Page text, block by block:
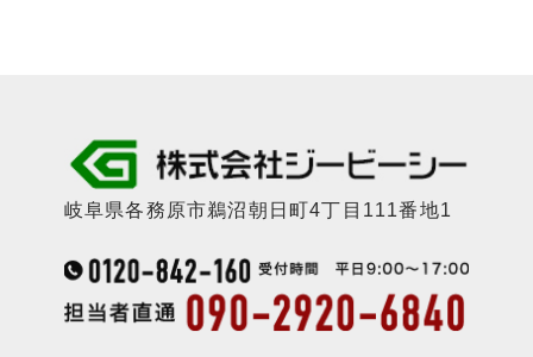
岐阜県各務原市鵜沼朝日町4丁目111番地1